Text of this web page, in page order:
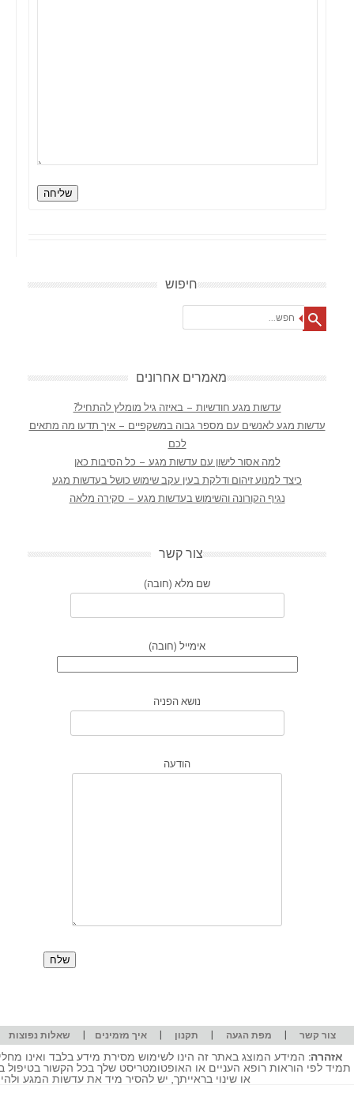
שליחה
חיפוש
מאמרים אחרונים
עדשות מגע חודשיות – באיזה גיל מומלץ להתחיל?
עדשות מגע לאנשים עם מספר גבוה במשקפיים – איך תדעו מה מתאים
לכם
למה אסור לישון עם עדשות מגע – כל הסיבות כאן
כיצד למנוע זיהום ודלקת בעין עקב שימוש כושל בעדשות מגע
נגיף הקורונה והשימוש בעדשות מגע – סקירה מלאה
צור קשר
שם מלא (חובה)
אימייל (חובה)
נושא הפניה
הודעה
צור קשר | מפת הגעה | תקנון |איך מזמינים | שאלות נפוצות
אזהרה: המידע המוצג באתר זה הינו לשימוש מסירת מידע בלבד ואינו
תמיד לפי הוראות רופא העניים או האופטומטריסט שלך בכל הקשור
או שינוי בראייתך, יש להסיר מיד את עדשות המגע